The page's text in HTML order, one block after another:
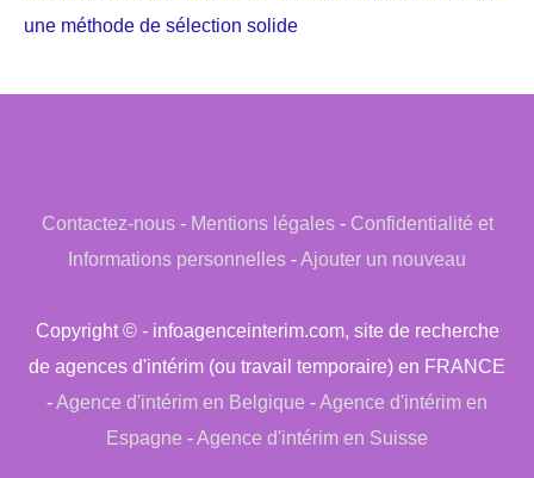
une méthode de sélection solide
Contactez-nous- Mentions légales- Confidentialité et
Informations personnelles -Ajouter un nouveau
Copyright © - infoagenceinterim.com, site de recherche
de agences d'intérim (ou travail temporaire) en FRANCE
-Agence d'intérim en Belgique -Agence d'intérim en
Espagne -Agence d'intérim en Suisse